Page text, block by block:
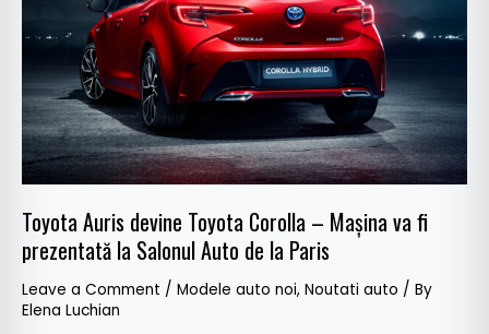
Toyota Auris devine Toyota Corolla – Mașina va fi
prezentată la Salonul Auto de la Paris
Leave a Comment / Modele auto noi, Noutati auto / By
Elena Luchian
Mașina
va
fi
prezentată
la
Salonul
Auto
de
la
Paris